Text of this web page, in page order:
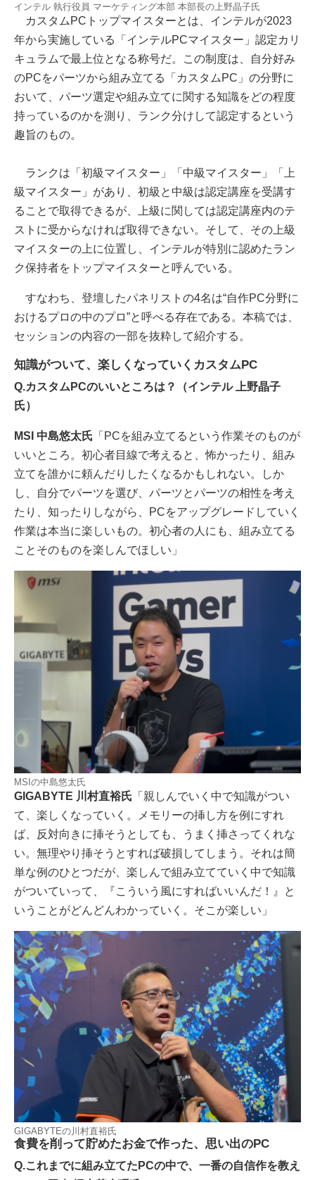
インテル 執行役員 マーケティング本部 本部長の上野晶子氏
カスタムPCトップマイスターとは、インテルが2023
年から実施している「インテルPCマイスター」認定カリ
キュラムで最上位となる称号だ。この制度は、自分好み
のPCをパーツから組み立てる「カスタムPC」の分野に
おいて、パーツ選定や組み立てに関する知識をどの程度
持っているのかを測り、ランク分けして認定するという
趣旨のもの。
ランクは「初級マイスター」「中級マイスター」「上
級マイスター」があり、初級と中級は認定講座を受講す
ることで取得できるが、上級に関しては認定講座内のテ
ストに受からなければ取得できない。そして、その上級
マイスターの上に位置し、インテルが特別に認めたラン
ク保持者をトップマイスターと呼んでいる。
すなわち、登壇したパネリストの4名は“自作PC分野に
おけるプロの中のプロ”と呼べる存在である。本稿では、
セッションの内容の一部を抜粋して紹介する。
知識がついて、楽しくなっていくカスタムPC
Q.カスタムPCのいいところは？（インテル 上野晶子
氏）
MSI 中島悠太氏 「PCを組み立てるという作業そのものが
いいところ。初心者目線で考えると、怖かったり、組み
立てを誰かに頼んだりしたくなるかもしれない。しか
し、自分でパーツを選び、パーツとパーツの相性を考え
たり、知ったりしながら、PCをアップグレードしていく
作業は本当に楽しいもの。初心者の人にも、組み立てる
ことそのものを楽しんでほしい」
MSIの中島悠太氏
GIGABYTE 川村直裕氏 「親しんでいく中で知識がつい
て、楽しくなっていく。メモリーの挿し方を例にすれ
ば、反対向きに挿そうとしても、うまく挿さってくれな
い。無理やり挿そうとすれば破損してしまう。それは簡
単な例のひとつだが、楽しんで組み立てていく中で知識
がついていって、『こういう風にすればいいんだ！』と
いうことがどんどんわかっていく。そこが楽しい」
GIGABYTEの川村直裕氏
食費を削って貯めたお金で作った、思い出のPC
Q.これまでに組み立てたPCの中で、一番の自信作を教え